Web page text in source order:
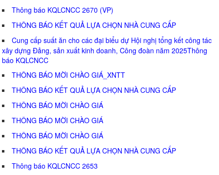
Thông báo KQLCNCC 2670 (VP)
THÔNG BÁO KẾT QUẢ LỰA CHỌN NHÀ CUNG CẤP
Cung cấp suất ăn cho các đại biểu dự Hội nghị tổng kết công tác
xây dựng Đảng, sản xuất kinh doanh, Công đoàn năm 2025Thông
báo KQLCNCC
THÔNG BÁO MỜI CHÀO GIÁ_XNTT
THÔNG BÁO KẾT QUẢ LỰA CHỌN NHÀ CUNG CẤP
THÔNG BÁO MỜI CHÀO GIÁ
THÔNG BÁO MỜI CHÀO GIÁ
THÔNG BÁO MỜI CHÀO GIÁ
THÔNG BÁO KẾT QUẢ LỰA CHỌN NHÀ CUNG CẤP
Thông báo KQLCNCC 2653